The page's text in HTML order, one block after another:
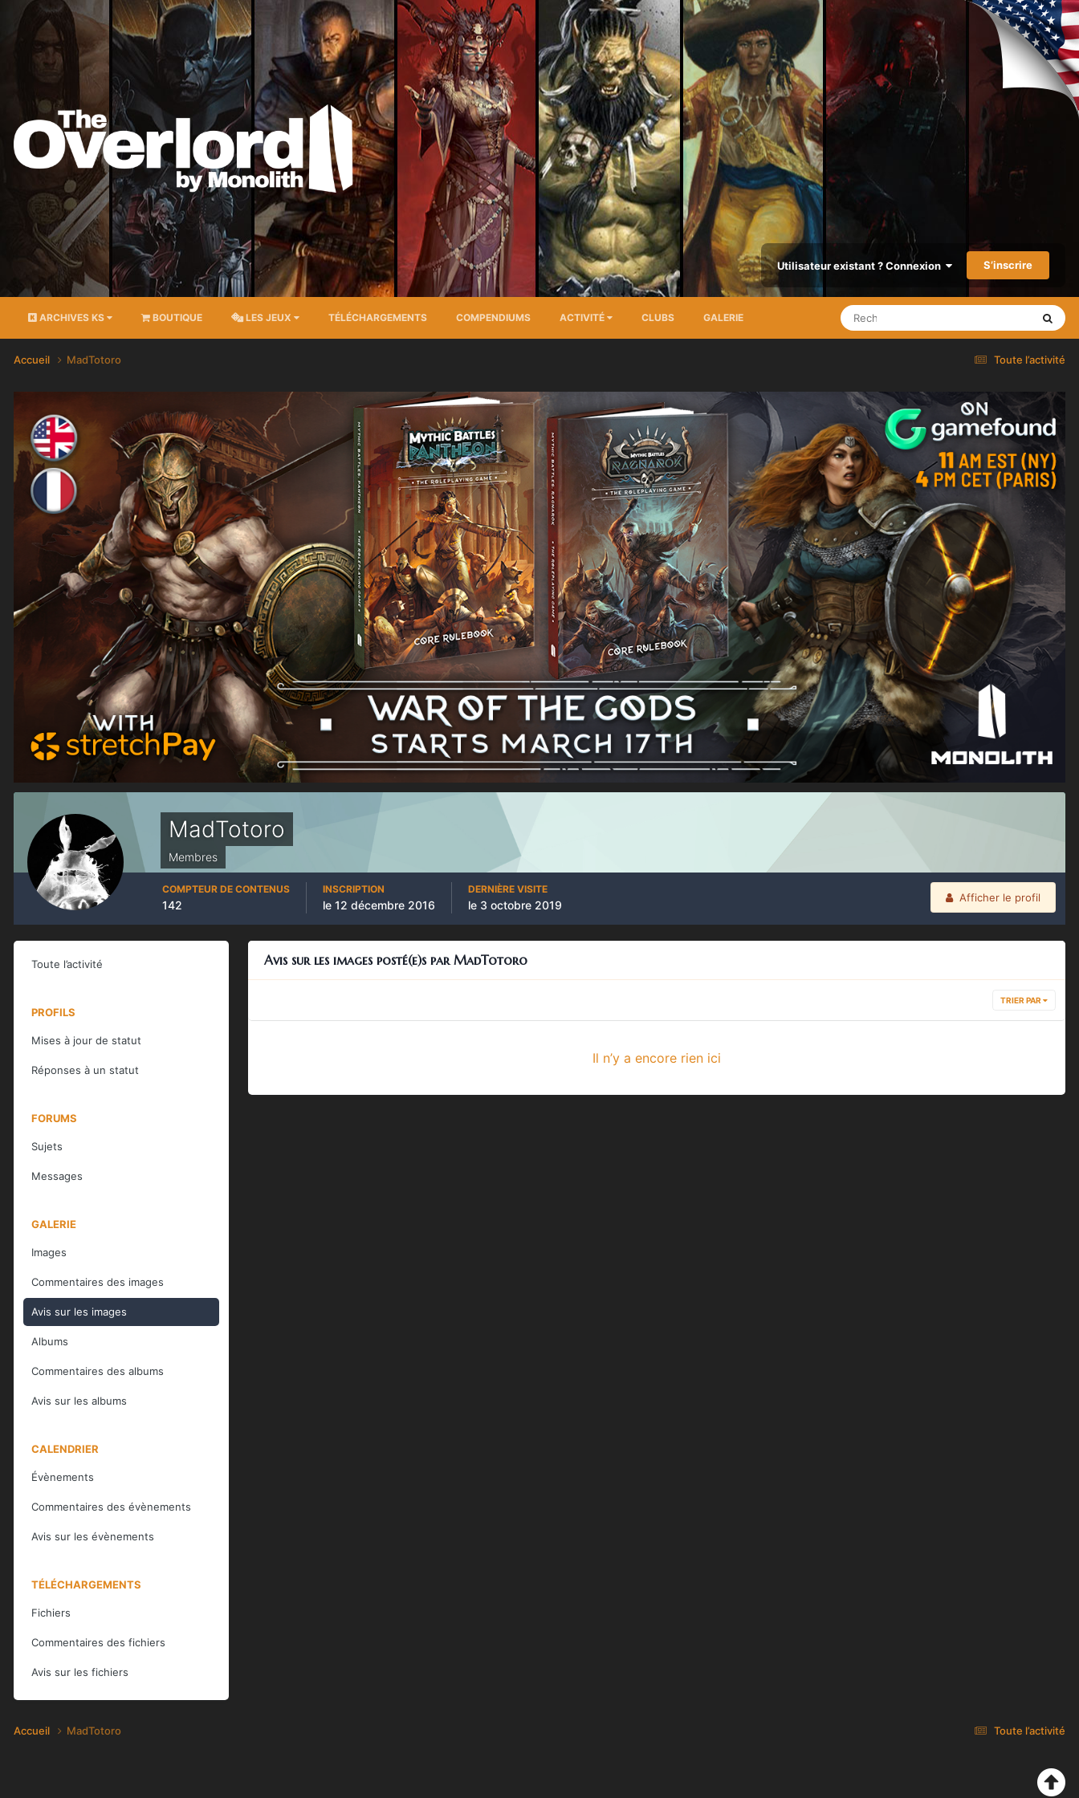
Utilisateur existant ? Connexion S’inscrire
ARCHIVES KS BOUTIQUE LES JEUX TÉLÉCHARGEMENTS COMPENDIUMS ACTIVITÉ CLUBS GALERIE
Toute l’activité
Accueil MadTotoro
MadTotoro
Membres
Afficher le profil
COMPTEUR DE CONTENUS
142
INSCRIPTION
le 12 décembre 2016
DERNIÈRE VISITE
le 3 octobre 2019
Toute l’activité
PROFILS
Mises à jour de statut
Réponses à un statut
FORUMS
Sujets
Messages
GALERIE
Images
Commentaires des images
Avis sur les images
Albums
Commentaires des albums
Avis sur les albums
CALENDRIER
Évènements
Commentaires des évènements
Avis sur les évènements
TÉLÉCHARGEMENTS
Fichiers
Commentaires des fichiers
Avis sur les fichiers
Avis sur les images posté(e)s par MadTotoro
TRIER PAR
Il n’y a encore rien ici
Toute l’activité
Accueil MadTotoro